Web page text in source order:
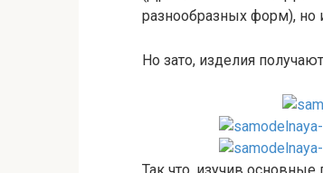
разнообразных форм),
Но зато, изделия